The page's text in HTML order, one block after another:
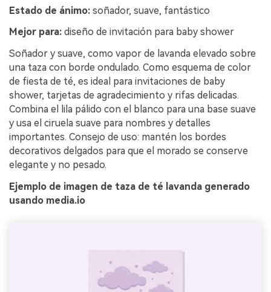
Estado de ánimo: soñador, suave, fantástico
Mejor para: diseño de invitación para baby shower
Soñador y suave, como vapor de lavanda elevado sobre
una taza con borde ondulado. Como esquema de color
de fiesta de té, es ideal para invitaciones de baby
shower, tarjetas de agradecimiento y rifas delicadas.
Combina el lila pálido con el blanco para una base suave
y usa el ciruela suave para nombres y detalles
importantes. Consejo de uso: mantén los bordes
decorativos delgados para que el morado se conserve
elegante y no pesado.
Ejemplo de imagen de taza de té lavanda generado
usando media.io